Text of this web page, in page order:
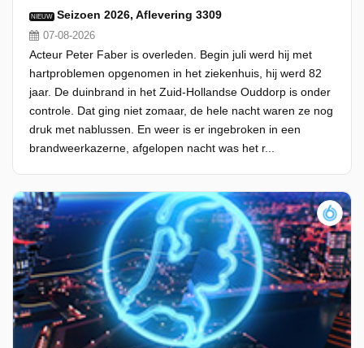
NIEUW Seizoen 2026, Aflevering 3309
07-08-2026
Acteur Peter Faber is overleden. Begin juli werd hij met
hartproblemen opgenomen in het ziekenhuis, hij werd 82
jaar. De duinbrand in het Zuid-Hollandse Ouddorp is onder
controle. Dat ging niet zomaar, de hele nacht waren ze nog
druk met nablussen. En weer is er ingebroken in een
brandweerkazerne, afgelopen nacht was het r...